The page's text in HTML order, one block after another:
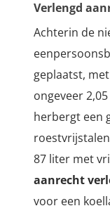
Verlengd
Achterin de
geplaatst,
ongeveer
herbergt een
87 liter met
aanrecht
voor een